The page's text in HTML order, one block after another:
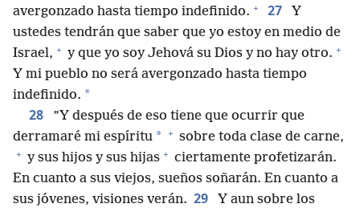
avergonzado hasta tiempo indefinido. + 27
Y
ustedes tendrán que saber que yo estoy en medio de
Israel, + y que yo soy Jehová su Dios y no hay otro. +
Y mi pueblo no será avergonzado hasta tiempo
indefinido. *
28
”Y después de eso tiene que ocurrir que
derramaré mi espíritu * + sobre toda clase de carne,
+ y sus hijos y sus hijas + ciertamente profetizarán.
En cuanto a sus viejos, sueños soñarán. En cuanto a
sus jóvenes, visiones verán. 29
Y aun sobre los